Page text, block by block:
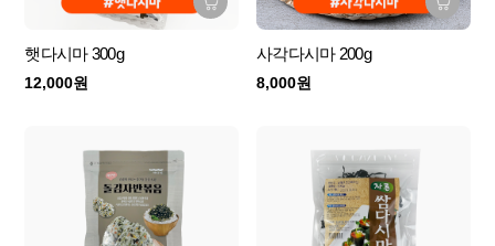
햇다시마 300g
12,000원
사각다시마 200g
8,000원